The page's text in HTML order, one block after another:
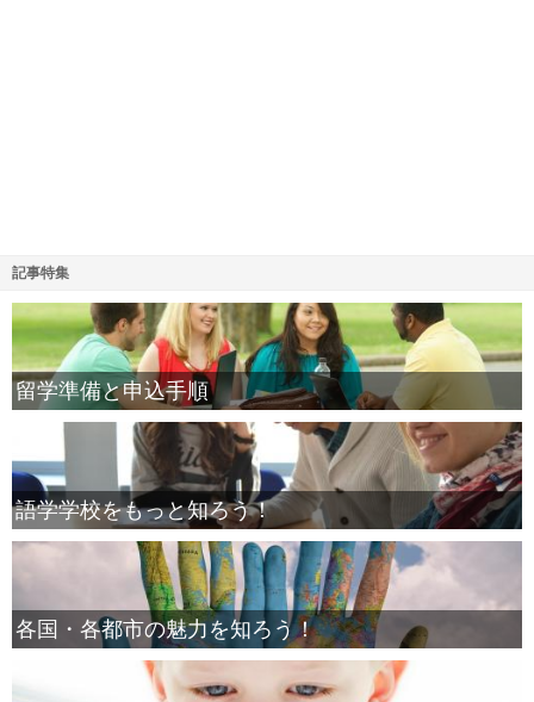
記事特集
留学準備と申込手順
語学学校をもっと知ろう！
各国・各都市の魅力を知ろう！